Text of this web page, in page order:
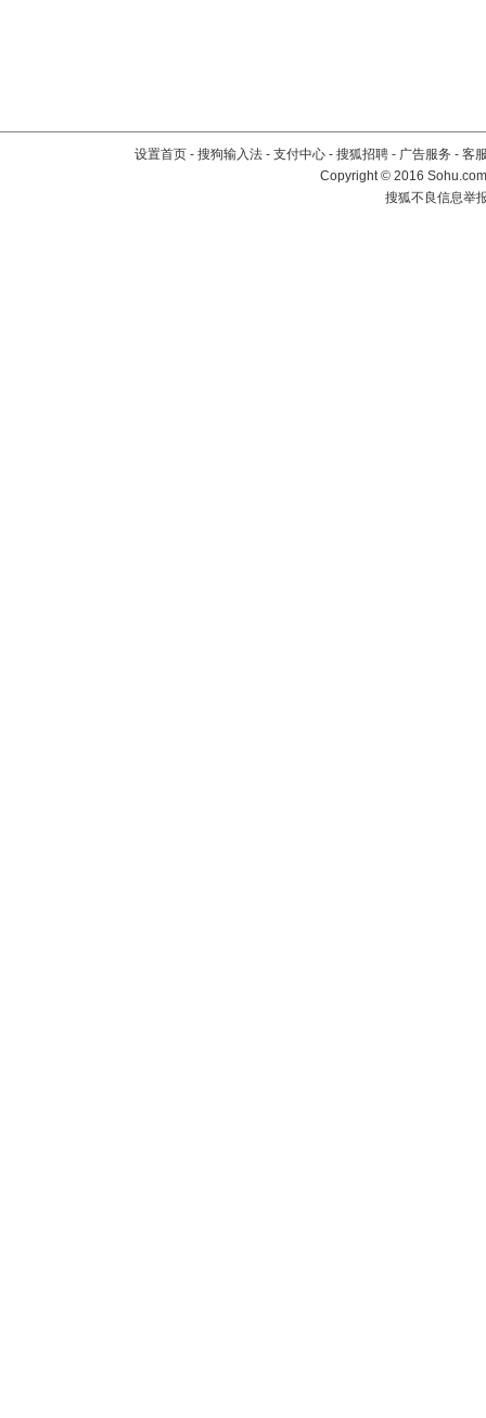
设置首页 - 搜狗输入法 - 支付中心 - 搜狐招聘 - 广告服务 - 客
Copyright©2016
搜狐不良信息举